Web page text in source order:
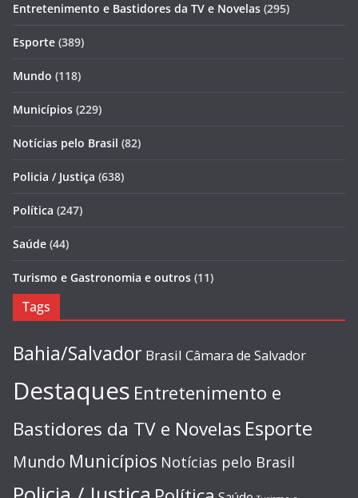
Entretenimento e Bastidores da TV e Novelas (295)
Esporte (389)
Mundo (118)
Municípios (229)
Notícias pelo Brasil (82)
Policia / Justiça (638)
Política (247)
Saúde (44)
Turismo e Gastronomia e outros (11)
Tags
Bahia/Salvador Brasil Câmara de Salvador
Destaques Entretenimento e
Bastidores da TV e Novelas Esporte
Mundo Municípios Notícias pelo Brasil